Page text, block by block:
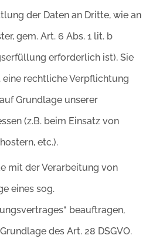
der Daten an Dritte, wie an
gem. Art. 6 Abs. 1 lit. b
erforderlich ist), Sie
rechtliche Verpflichtung
Grundlage unserer
(z.B. beim Einsatz von
etc.).
mit der Verarbeitung von
eines sog.
beauftragen,
des Art. 28 DSGVO.